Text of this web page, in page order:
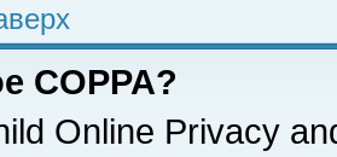
COPPA?
Online Privacy